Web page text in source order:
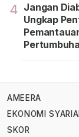
4 Jangan
Ungkap
AMEERA
EKONOMI
SKOR